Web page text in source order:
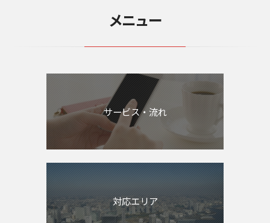
メニュー
サービス・流れ
対応エリア